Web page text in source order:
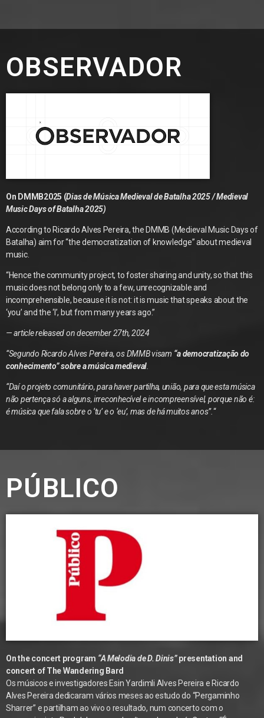
OBSERVADOR
On DMMB2025 (Dias de Música Medieval de Batalha 2025 / Medieval
Music Days of Batalha 2025)
According to Ricardo Alves Pereira, the DMMB (Medieval Music Days of
Batalha) aim for “the democratization of knowledge” about medieval
music.
“Hence the community project, to foster sharing and unity, so that this
music does not belong only to a few, unrecognizable and
incomprehensible, because it is not: it is music that speaks about the
‘you’ and the ‘I’, but from many years ago.”
— article released on december 27th, 2024
“Segundo Ricardo Alves Pereira, os DMMB visam “a democratização do
conhecimento” sobre a música medieval
“Daí o projeto comunitário, para haver partilha, união, para que esta música
não pertença só a alguns, irreconhecível e incompreensível, porque não é:
é música que fala sobre o ‘tu’ e o ‘eu’, mas de há muitos anos”.“
PÚBLICO
On the concert program “A Melodia de D. Dinis”presentation and
concert of The Wandering Bard
Os músicos e investigadores Esin Yardimli Alves Pereira e Ricardo
Alves Pereira dedicaram vários meses ao estudo do “Pergaminho
Sharrer” e partilham ao vivo o resultado, num concerto com o